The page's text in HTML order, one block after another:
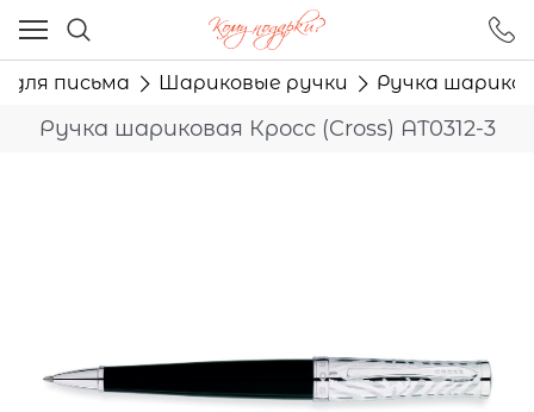
для письма Шариковые ручки Ручка
Ручка шариковая Кросс (Cross) AT0312-3
Ваш город - Москва,
угадали?
ДА НЕТ